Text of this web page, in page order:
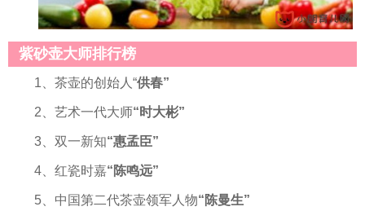
紫砂壶大师排行榜
1、茶壶的创始人“供春”
2、艺术一代大师“时大彬”
3、双一新知“惠孟臣”
4、红瓷时嘉“陈鸣远”
5、中国第二代茶壶领军人物“陈曼生”